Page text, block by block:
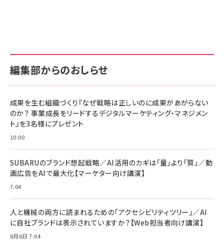
編集部からのおしらせ
成果を生む組織づくり『なぜ戦略は正しいのに成果があがらない
のか？ 事業成長をリードするデジタルマーケティング・マネジメン
ト』を3名様にプレゼント
10:00
SUBARUのブランド想起戦略／AI活用のカギは「量」より「質」／動
画広告をAIで最大化【マーケター向け講演】
7:04
人と機械の両方に読まれるための「アクセシビリティツリー」／AI
に自社ブランドは表示されていますか？【Web担当者向け講演】
8月6日 7:04